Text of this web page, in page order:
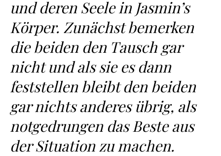
und deren Seele in Jasmin’s
Körper. Zunächst bemerken
die beiden den Tausch gar
nicht und als sie es dann
feststellen bleibt den beiden
gar nichts anderes übrig, als
notgedrungen das Beste aus
der Situation zu machen.